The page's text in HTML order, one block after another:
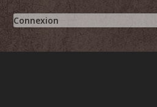
Connexion